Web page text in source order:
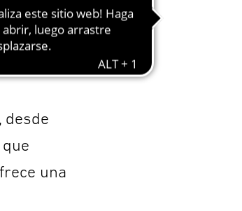
que
desde
una